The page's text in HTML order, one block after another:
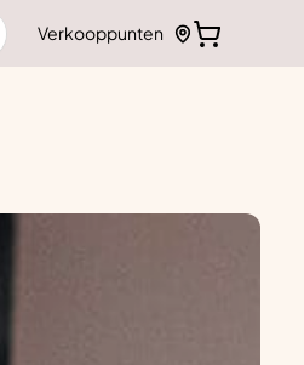
Verkooppunten